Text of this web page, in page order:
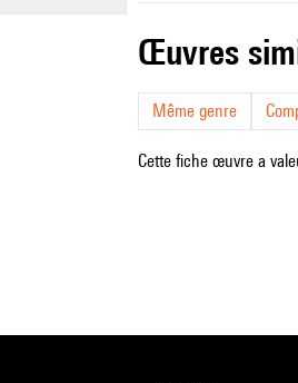
œuvres
Même genre
Cette fiche œuvre a